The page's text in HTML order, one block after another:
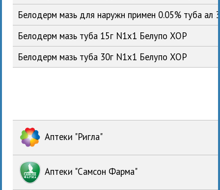
Белодерм мазь для наружн примен 0.05% туба
Белодерм мазь туба 15г N1x1 Белупо ХОР
Белодерм мазь туба 30г N1x1 Белупо ХОР
Аптеки "Ригла"
Аптеки "Самсон Фарма"